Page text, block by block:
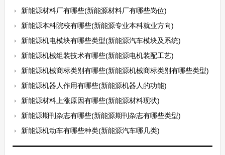
新能源材料厂有哪些(新能源材料厂有哪些岗位)
新能源本科院校有哪些(新能源专业本科就业方向)
新能源机电模块有哪些类型(新能源汽车模块及系统)
新能源机械组装技术有哪些(新能源电机装配工艺)
新能源机械商标类别有哪些(新能源机械商标类别有哪些类型)
新能源机器人作用有哪些(新能源机器人的功能)
新能源材料上涨原因有哪些(新能源材料现状)
新能源期刊杂志有哪些(新能源期刊杂志有哪些类型)
新能源机动车有哪些种类(新能源汽车哪几类)